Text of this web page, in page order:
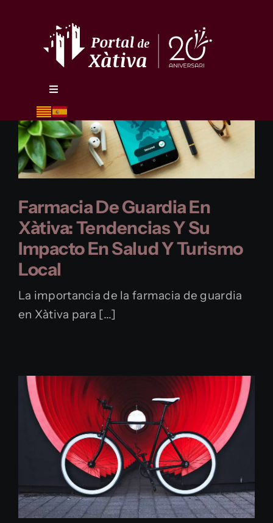
Toggle
Navigation
Inici
Qui som
Formats
Blog
Farmacia De Guardia En
Xàtiva: Tendencias Y Su
Impacto En Salud Y Turismo
Local
La importancia de la farmacia de guardia
en Xàtiva para [...]